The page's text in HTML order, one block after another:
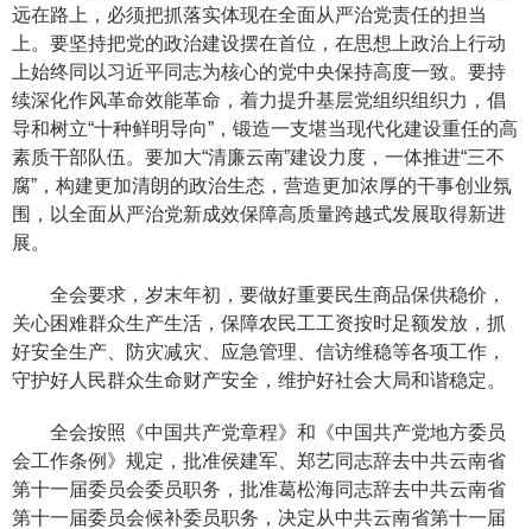
远在路上，必须把抓落实体现在全面从严治党责任的担当
上。要坚持把党的政治建设摆在首位，在思想上政治上行动
上始终同以习近平同志为核心的党中央保持高度一致。要持
续深化作风革命效能革命，着力提升基层党组织组织力，倡
导和树立“十种鲜明导向”，锻造一支堪当现代化建设重任的高
素质干部队伍。要加大“清廉云南”建设力度，一体推进“三不
腐”，构建更加清朗的政治生态，营造更加浓厚的干事创业氛
围，以全面从严治党新成效保障高质量跨越式发展取得新进
展。
全会要求，岁末年初，要做好重要民生商品保供稳价，
关心困难群众生产生活，保障农民工工资按时足额发放，抓
好安全生产、防灾减灾、应急管理、信访维稳等各项工作，
守护好人民群众生命财产安全，维护好社会大局和谐稳定。
全会按照《中国共产党章程》和《中国共产党地方委员
会工作条例》规定，批准侯建军、郑艺同志辞去中共云南省
第十一届委员会委员职务，批准葛松海同志辞去中共云南省
第十一届委员会候补委员职务，决定从中共云南省第十一届